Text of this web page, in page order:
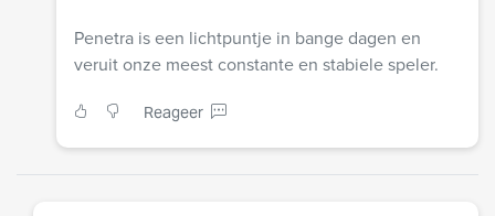
Penetra is een lichtpuntje in bange dagen en
veruit onze meest constante en stabiele speler.
Reageer